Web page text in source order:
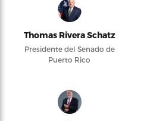
Thomas Rivera Schatz
Presidente del Senado de
Puerto Rico